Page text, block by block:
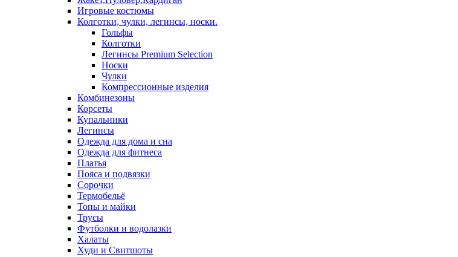
Игровые костюмы
Колготки, чулки, легинсы, носки.
Гольфы
Колготки
Легинсы Premium Selection
Носки
Чулки
Компрессионные изделия
Комбинезоны
Корсеты
Купальники
Легинсы
Одежда для дома и сна
Одежда для фитнеса
Платья
Пояса и подвязки
Сорочки
Термобельё
Топы и майки
Трусы
Футболки и водолазки
Халаты
Худи и Свитшоты